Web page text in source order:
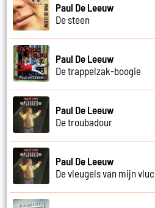
Paul De Leeuw
De steen
Paul De Leeuw
De trappelzak-boogie
Paul De Leeuw
De troubadour
Paul De Leeuw
De vleugels van mijn